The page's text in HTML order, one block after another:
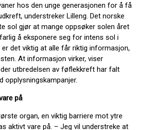
hos den unge generasjonen for å få
understreker Lilleng. Det norske
sol gjør at mange oppsøker solen året
å eksponere seg for intens sol i
det viktig at alle får riktig informasjon,
At informasjon virker, viser
utbredelsen av føflekkreft har falt
opplysningskampanjer.
på
organ, en viktig barriere mot ytre
aktivt vare på. – Jeg vil understreke at